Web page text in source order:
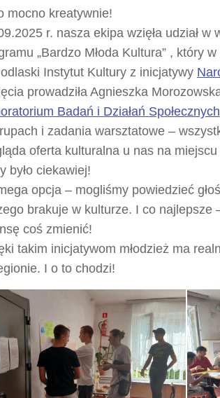
mocno kreatywnie!
r. nasza ekipa wzięła udział w
„Bardzo Młoda Kultura” , który
Instytut Kultury z inicjatywy
prowadziła Agnieszka
Badań i Działań Społecznych
i zadania warsztatowe –
oferta kulturalna u nas na
było ciekawiej!
opcja – mogliśmy powiedzieć
brakuje w kulturze. I co najlepsze
coś zmienić!
takim inicjatywom młodzież ma
I o to chodzi!